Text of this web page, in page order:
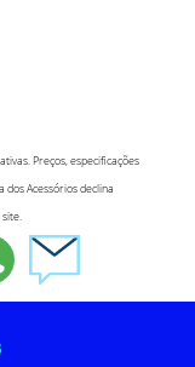
Preços, especificações
Acessórios declina